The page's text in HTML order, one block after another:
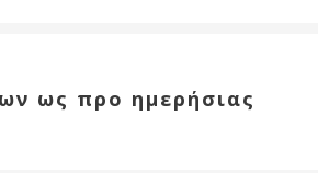
ως προ ημερήσιας